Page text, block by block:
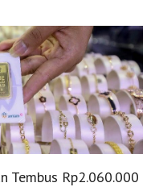
Tembus Rp2.060.000